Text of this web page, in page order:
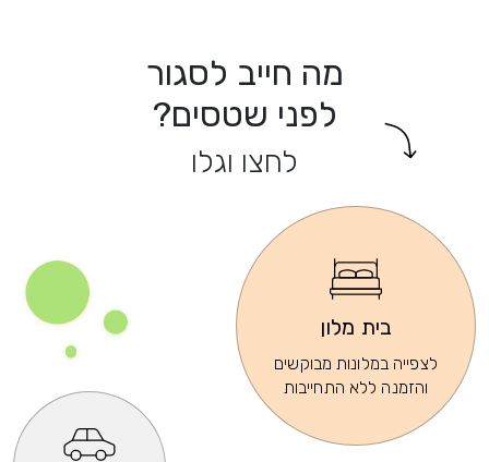
מה חייב לסגור
לפני שטסים?
לחצו וגלו
בית מלון
לצפייה במלונות מבוקשים
והזמנה ללא התחייבות